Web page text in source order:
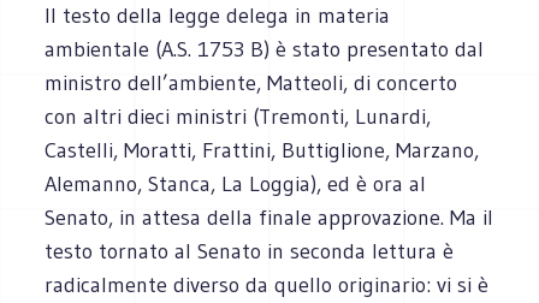
Il testo della legge delega in materia
ambientale (A.S. 1753 B) è stato presentato dal
ministro dell’ambiente, Matteoli, di concerto
con altri dieci ministri (Tremonti, Lunardi,
Castelli, Moratti, Frattini, Buttiglione, Marzano,
Alemanno, Stanca, La Loggia), ed è ora al
Senato, in attesa della finale approvazione. Ma il
testo tornato al Senato in seconda lettura è
radicalmente diverso da quello originario: vi si è